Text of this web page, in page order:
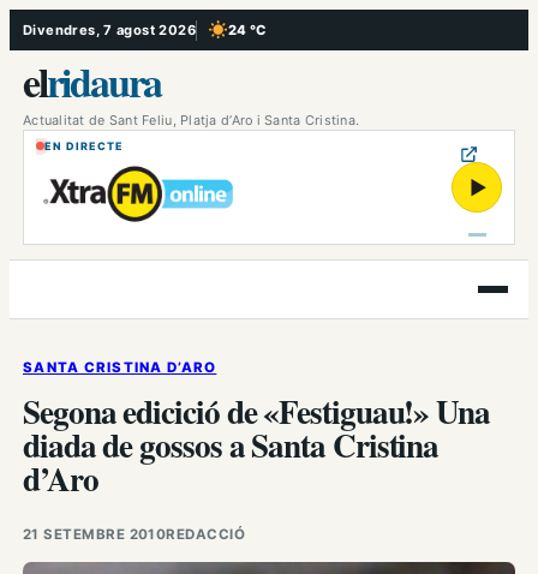
Vés
al
contingut
Divendres, 7 agost 2026 24 °C
, Cel serè
elridaura
Actualitat de Sant Feliu, Platja d’Aro i Santa Cristina.
EN DIRECTE
▶
Obre
el
SANTA CRISTINA D’ARO
Segona edicició de «Festiguau!» Una
diada de gossos a Santa Cristina
d’Aro
21 SETEMBRE 2010REDACCIÓ